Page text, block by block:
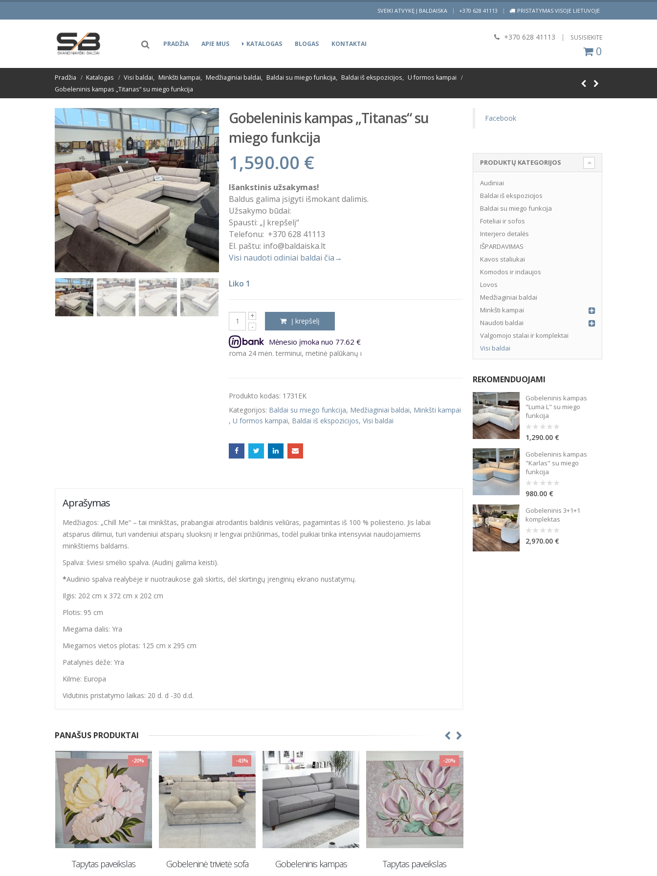
SVEIKI ATVYKĘ Į BALDAISKA | +370 628 41113 PRISTATYMAS VISOJE LIETUVOJE
PRADŽIA APIE MUS KATALOGAS BLOGAS KONTAKTAI
+370 628 41113 | SUSISIEKITE
0
Pradžia Katalogas Visi baldai, Minkšti kampai, Medžiaginiai baldai, Baldai su miego funkcija, Baldai iš ekspozicijos, U formos kampai
Gobeleninis kampas „Titanas“ su miego funkcija
Gobeleninis kampas „Titanas“ su
miego funkcija
1,590.00 €
Išankstinis užsakymas!
Baldus galima įsigyti išmokant dalimis.
Užsakymo būdai:
Spausti: „Į krepšelį“
Telefonu: +370 628 41113
El. paštu: info@baldaiska.lt
Visi naudoti odiniai baldai čia→
Liko 1
Į krepšelį
Mėnesio įmoka nuo 77.62 €
Pavyzdžiui, skolinantis 1,590.00 EUR, kai sutartis sudaroma 24 mėn. terminui, metinė palūkanų norma – 9.5%, sutarties sudarymo mokestis – 3%, sutarties administravimo mokestis – 0.15%,
Produkto kodas: 1731EK
Kategorijos: Baldai su miego funkcija, Medžiaginiai baldai, Minkšti kampai
,U formos kampai, Baldai iš ekspozicijos,Visi baldai
Aprašymas
Medžiagos: „Chill Me“ – tai minkštas, prabangiai atrodantis baldinis veliūras, pagamintas iš 100 % poliesterio. Jis labai
atsparus dilimui, turi vandeniui atsparų sluoksnį ir lengvai prižiūrimas, todėl puikiai tinka intensyviai naudojamiems
minkštiems baldams.
Spalva: šviesi smėlio spalva. (Audinį galima keisti).
*Audinio spalva realybėje ir nuotraukose gali skirtis, dėl skirtingų įrenginių ekrano nustatymų.
Ilgis: 202 cm x 372 cm x 202 cm
Plotis: 95 cm
Miegama dalis: Yra
Miegamos vietos plotas: 125 cm x 295 cm
Patalynės dėžė: Yra
Kilmė: Europa
Vidutinis pristatymo laikas: 20 d. d -30 d.d.
PANAŠUS PRODUKTAI
-20%
Tapytas paveikslas
-43%
Gobeleninė trivietė sofa
Gobeleninis kampas
-20%
Tapytas paveikslas
Facebook
PRODUKTŲ KATEGORIJOS
Audiniai
Baldai iš ekspozicijos
Baldai su miego funkcija
Foteliai ir sofos
Interjero detalės
IŠPARDAVIMAS
Kavos staliukai
Komodos ir indaujos
Lovos
Medžiaginiai baldai
Minkšti kampai
Naudoti baldai
Valgomojo stalai ir komplektai
Visi baldai
REKOMENDUOJAMI
Gobeleninis kampas
"Luma L" su miego
funkcija
0
out
5
1,290.00 €
Gobeleninis kampas
"Karlas" su miego
funkcija
0
5
980.00 €
Gobeleninis 3+1+1
komplektas
0
out
2,970.00 €